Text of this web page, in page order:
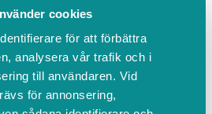
cookies
för att förbättra
analysera vår trafik och i
till användaren. Vid
för annonsering,
moms
kloklipp ingår
BOKA